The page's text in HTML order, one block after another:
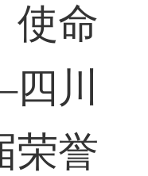
命
川
荣誉